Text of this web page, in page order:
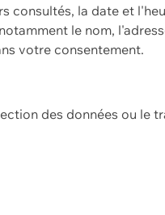
consultés, la date et
le nom,
votre consentement.
des données ou le